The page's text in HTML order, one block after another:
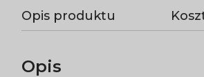
Opis produktu
Opis